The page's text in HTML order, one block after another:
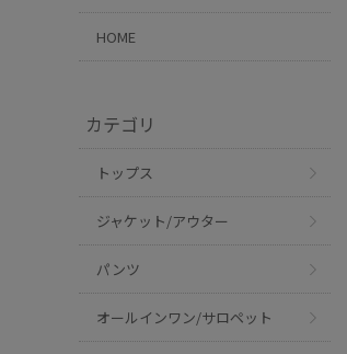
HOME
カテゴリ
トップス
ジャケット/アウター
パンツ
オールインワン/サロペット